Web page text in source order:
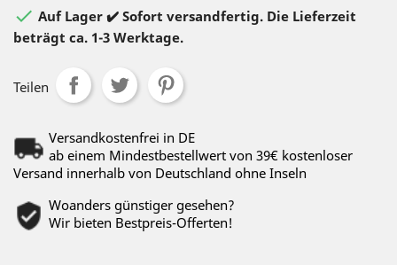
 Auf Lager ✔️ Sofort versandfertig. Die Lieferzeit
beträgt ca. 1-3 Werktage.
Teilen
Versandkostenfrei in DE
ab einem Mindestbestellwert von 39€ kostenloser
Versand innerhalb von Deutschland ohne Inseln
Woanders günstiger gesehen?
Wir bieten Bestpreis-Offerten!